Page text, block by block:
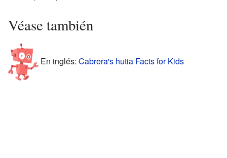
Véase también
En inglés: Cabrera's hutia Facts for Kids